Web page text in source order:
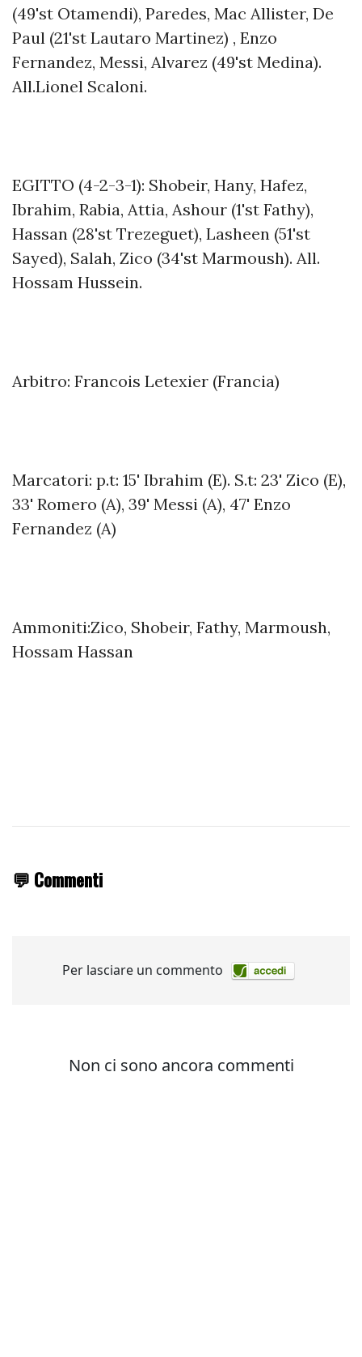
(49'st Otamendi), Paredes, Mac Allister, De
Paul (21'st Lautaro Martinez) , Enzo
Fernandez, Messi, Alvarez (49'st Medina).
All.Lionel Scaloni.
EGITTO (4-2-3-1): Shobeir, Hany, Hafez,
Ibrahim, Rabia, Attia, Ashour (1'st Fathy),
Hassan (28'st Trezeguet), Lasheen (51'st
Sayed), Salah, Zico (34'st Marmoush). All.
Hossam Hussein.
Arbitro: Francois Letexier (Francia)
Marcatori: p.t: 15' Ibrahim (E). S.t: 23' Zico (E),
33' Romero (A), 39' Messi (A), 47' Enzo
Fernandez (A)
Ammoniti:Zico, Shobeir, Fathy, Marmoush,
Hossam Hassan
💬 Commenti